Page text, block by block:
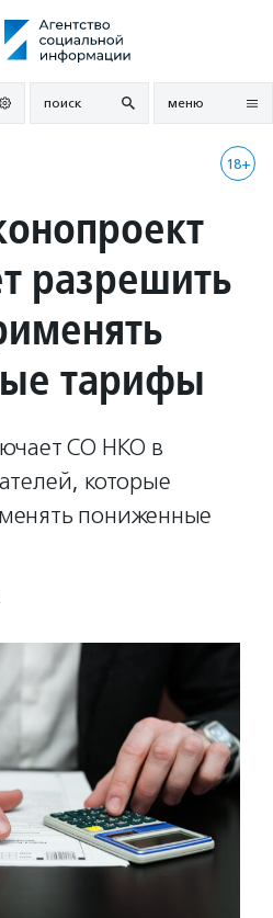
поиск меню
18+
разрешить
тарифы
СО НКО в
которые
пониженные